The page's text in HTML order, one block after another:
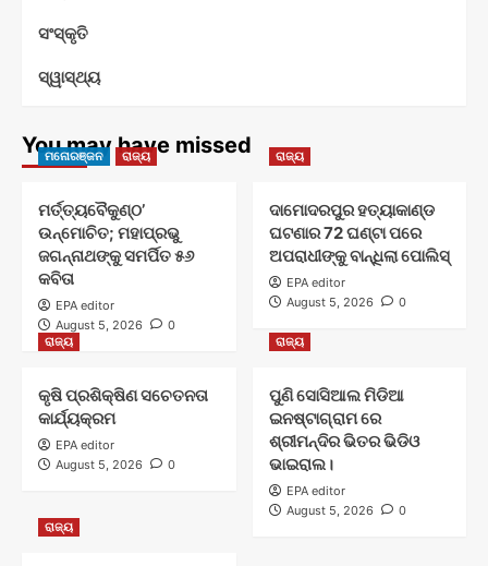
ସଂସ୍କୃତି
ସ୍ୱାସ୍ଥ୍ୟ
You may have missed
ମନୋରଞ୍ଜନ ରାଜ୍ୟ
ମର୍ତ୍ତ୍ୟବୈକୁଣ୍ଠ’
ଉନ୍ମୋଚିତ; ମହାପ୍ରଭୁ
ଜଗନ୍ନାଥଙ୍କୁ ସମର୍ପିତ ୫୬
କବିତା
EPA editor
August 5, 2026
0
ରାଜ୍ୟ
ଦାମୋଦରପୁର ହତ୍ୟାକାଣ୍ଡ
ଘଟଣାର 72 ଘଣ୍ଟା ପରେ
ଅପରାଧୀଙ୍କୁ ବାନ୍ଧିଲା ପୋଲିସ୍
EPA editor
August 5, 2026
0
ରାଜ୍ୟ
କୃଷି ପ୍ରଶିକ୍ଷିଣ ସଚେତନତା
କାର୍ଯ୍ୟକ୍ରମ
EPA editor
August 5, 2026
0
ରାଜ୍ୟ
ପୁଣି ସୋସିଆଲ ମିଡିଆ
ଇନଷ୍ଟାଗ୍ରାମ ରେ
ଶ୍ରୀମନ୍ଦିର ଭିତର ଭିଡିଓ
ଭାଇରାଲ।
EPA editor
August 5, 2026
0
ରାଜ୍ୟ